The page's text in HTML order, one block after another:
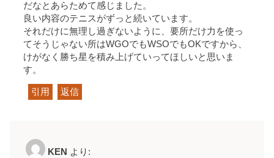
だなとあらためて感じました。
良い内容のテニスがずっと続いています。
それだけに無理し過ぎないように、要所だけ力を使っ
てそうじゃない所はWGOでもWSOでもOKですから、
けがなく勝ち星を積み上げていってほしいと思いま
す。
引用 返信
KEN より: